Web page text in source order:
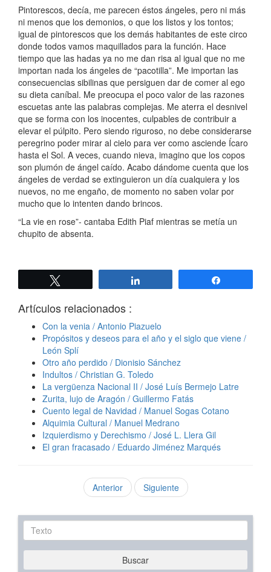
Pintorescos, decía, me parecen éstos ángeles, pero ni más
ni menos que los demonios, o que los listos y los tontos;
igual de pintorescos que los demás habitantes de este circo
donde todos vamos maquillados para la función. Hace
tiempo que las hadas ya no me dan risa al igual que no me
importan nada los ángeles de “pacotilla”. Me importan las
consecuencias sibilinas que persiguen dar de comer al ego
su dieta caníbal. Me preocupa el poco valor de las razones
escuetas ante las palabras complejas. Me aterra el desnivel
que se forma con los inocentes, culpables de contribuir a
elevar el púlpito. Pero siendo riguroso, no debe considerarse
peregrino poder mirar al cielo para ver como asciende Ícaro
hasta el Sol. A veces, cuando nieva, imagino que los copos
son plumón de ángel caído. Acabo dándome cuenta que los
ángeles de verdad se extinguieron un día cualquiera y los
nuevos, no me engaño, de momento no saben volar por
mucho que lo intenten dando brincos.
“La vie en rose”- cantaba Edith Piaf mientras se metía un
chupito de absenta.
Artículos relacionados :
Con la venia / Antonio Piazuelo
Propósitos y deseos para el año y el siglo que viene /
León Splí
Otro año perdido / Dionisio Sánchez
Indultos / Christian G. Toledo
La vergüenza Nacional II / José Luís Bermejo Latre
Zurita, lujo de Aragón / Guillermo Fatás
Cuento legal de Navidad / Manuel Sogas Cotano
Alquimia Cultural / Manuel Medrano
Izquierdismo y Derechismo / José L. Llera Gil
El gran fracasado / Eduardo Jiménez Marqués
Anterior Siguiente
Texto
Buscar